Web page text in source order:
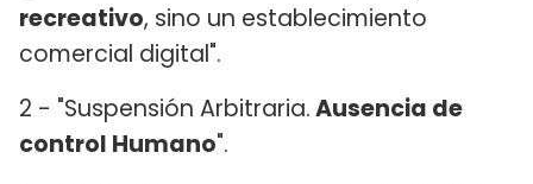
recreativo, sino un establecimiento
comercial digital".
2 - "Suspensión Arbitraria.Ausencia de
control Humano".